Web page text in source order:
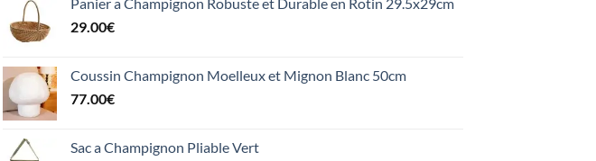
29.00€
Coussin Champignon Moelleux et Mignon Blanc 50cm
77.00€
Sac a Champignon Pliable Vert